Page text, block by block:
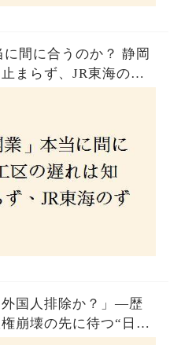
に間に合うのか？ 静岡
まらず、JR東海のず
外国人排除か？」―歴
崩壊の先に待つ“日本